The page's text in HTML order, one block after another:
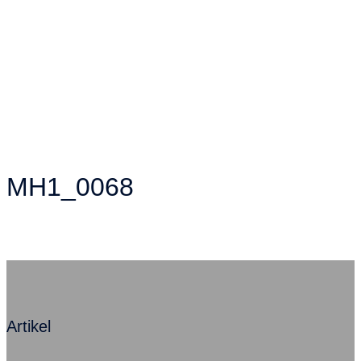
MH1_0068
Artikel